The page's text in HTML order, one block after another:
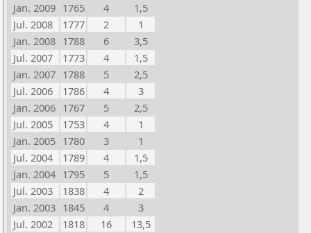
Jan. 2009 1765 4
1,5
Jul. 2008
1777 2
1
Jan. 2008 1788 6
3,5
Jul. 2007
1773 4
1,5
Jan. 2007 1788 5
2,5
Jul. 2006
1786 4
3
Jan. 2006 1767 5
2,5
Jul. 2005
1753 4
1
Jan. 2005 1780 3
1
Jul. 2004
1789 4
1,5
Jan. 2004 1795 5
1,5
Jul. 2003
1838 4
2
Jan. 2003 1845 4
3
Jul. 2002
1818 16
13,5